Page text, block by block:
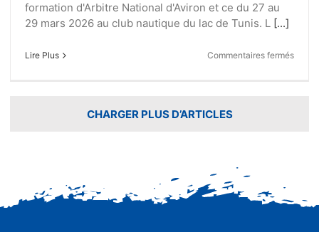
formation d'Arbitre National d'Aviron et ce du 27 au
29 mars 2026 au club nautique du lac de Tunis. L [...]
Lire Plus Commentaires ferméssur
CHARGER PLUS D’ARTICLES